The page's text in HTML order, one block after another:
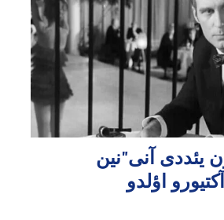
یئددی آنی"نین
اؤلدو